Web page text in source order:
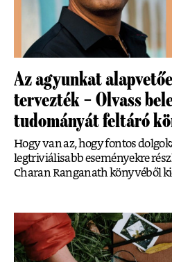
Az agyunkat
tervezték – Olvass
tudományát feltáró
Hogy van az, hogy fontos
legtriviálisabb eseményekre
Charan Ranganath könyvéből